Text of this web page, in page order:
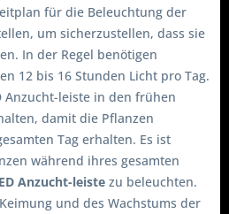
für die Beleuchtung der
um sicherzustellen, dass sie
In der Regel benötigen
12 bis 16 Stunden Licht pro Tag.
Anzucht-leiste in den frühen
damit die Pflanzen
Tag erhalten. Es ist
während ihres gesamten
Anzucht-leiste zu beleuchten.
und des Wachstums der